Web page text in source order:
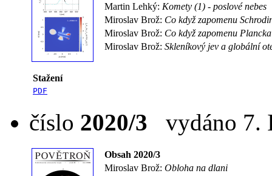
Stažení
PDF
Martin Lehký: Komety (1) - poslové nebes
Miroslav Brož: Co když zapomenu
Miroslav Brož: Co když zapomenu
Miroslav Brož: Skleníkový jev a globální
číslo 2020/3 vydáno 7.
Obsah 2020/3
Miroslav Brož: Obloha na dlani